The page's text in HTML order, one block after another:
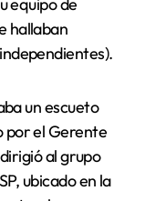
hallaban
un escueto
por el Gerente
al grupo
ubicado en la